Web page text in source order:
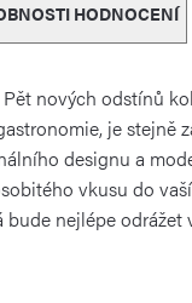
HODNOCENÍ
nových odstínů
je stejně
designu a
vkusu do
nejlépe odrážet